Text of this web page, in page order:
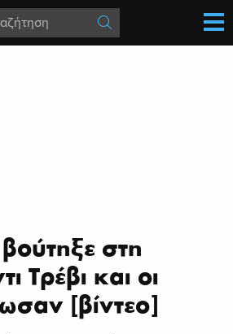
στη
Τρέβι και οι
[βίντεο]